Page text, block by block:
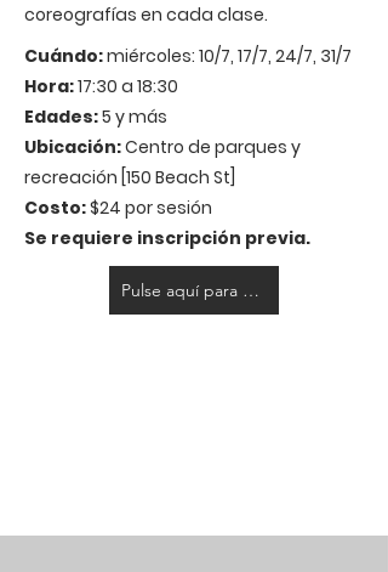
coreografías en cada clase.
Cuándo:miércoles: 10/7, 17/7, 24/7, 31/7
Hora:17:30 a 18:30
Edades:5 y más
Ubicación:Centro de parques y
recreación [150 Beach St]
Costo:$24 por sesión
Se requiere inscripción previa.
Pulse aquí para registrarse